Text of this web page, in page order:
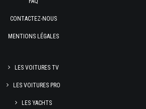
CONTACTEZ-NOUS
MENTIONS LÉGALES
LES VOITURES TV
LES VOITURES PRO
LES YACHTS